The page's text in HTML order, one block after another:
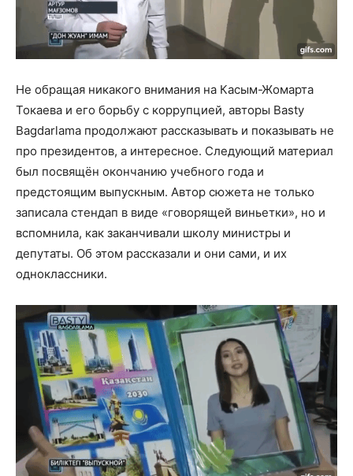
Не обращая никакого внимания на Касым-Жомарта
Токаева и его борьбу с коррупцией, авторы Basty
Bagdarlama продолжают рассказывать и показывать не
про президентов, а интересное. Следующий материал
был посвящён окончанию учебного года и
предстоящим выпускным. Автор сюжета не только
записала стендап в виде «говорящей виньетки», но и
вспомнила, как заканчивали школу министры и
депутаты. Об этом рассказали и они сами, и их
одноклассники.